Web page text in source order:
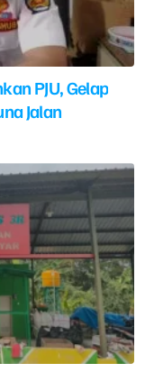
PJU, Gelap
Jalan